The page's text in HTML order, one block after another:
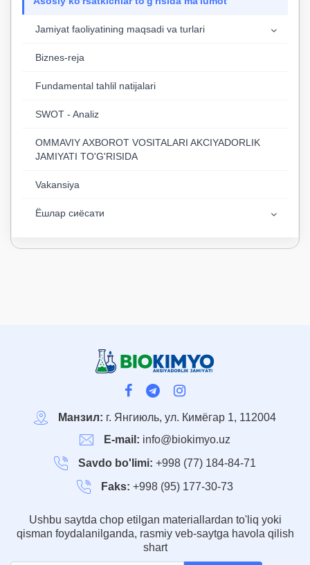
Jamiyat faoliyatining maqsadi va turlari
Biznes-reja
Fundamental tahlil natijalari
SWOT - Analiz
OMMAVIY AXBOROT VOSITALARI AKCIYADORLIK
JAMIYATI TO'G'RISIDA
Vakansiya
Ёшлар сиёсати
Манзил: г. Янгиюль, ул. Кимёгар 1, 112004
E-mail: info@biokimyo.uz
Savdo bo'limi: +998 (77) 184-84-71
Faks: +998 (95) 177-30-73
Ushbu saytda chop etilgan materiallardan to'liq yoki
qisman foydalanilganda, rasmiy veb-saytga havola qilish
shart